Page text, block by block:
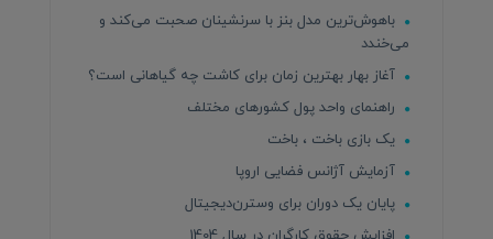
باهوش‌ترین مدل بنز با سرنشینان صحبت می‌کند و
می‌خندد
آغاز بهار بهترین زمان برای کاشت چه گیاهانی است؟
راهنمای واحد پول کشورهای مختلف
یک بازی باخت ، باخت
آزمایش آژانس فضایی اروپا
پایان یک دوران برای وسترن‌دیجیتال